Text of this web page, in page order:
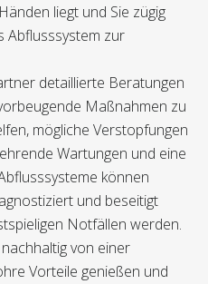
liegt und Sie zügig
Abflusssystem zur
detaillierte Beratungen
Maßnahmen zu
mögliche Verstopfungen
Wartungen und eine
können
und beseitigt
Notfällen werden.
von einer
Vorteile genießen und